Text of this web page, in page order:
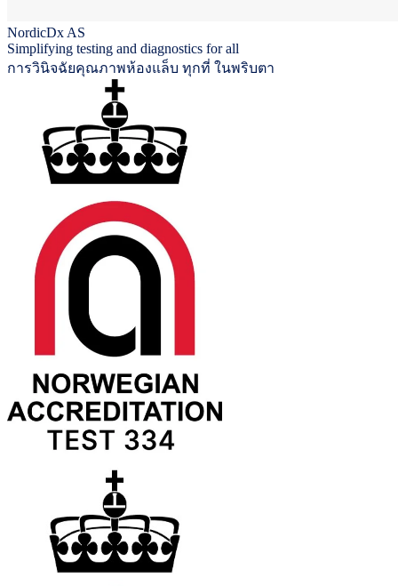
NordicDx AS
Simplifying testing and diagnostics for all
การวินิจฉัยคุณภาพห้องแล็บ ทุกที่ ในพริบตา